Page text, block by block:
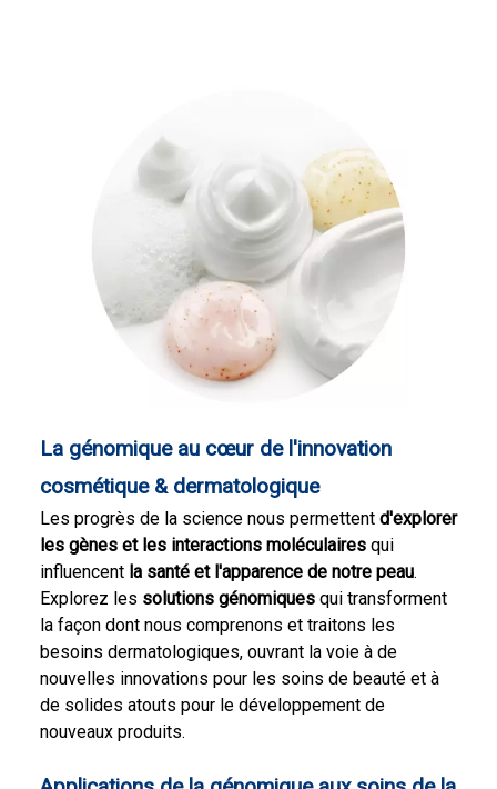
La génomique au cœur de l'innovation
cosmétique & dermatologique
Les progrès de la science nous permettent d'explorer
les gènes et les interactions moléculaires qui
influencent la santé et l'apparence de notre peau.
Explorez les solutions génomiques qui transforment
la façon dont nous comprenons et traitons les
besoins dermatologiques, ouvrant la voie à de
nouvelles innovations pour les soins de beauté et à
de solides atouts pour le développement de
nouveaux produits.